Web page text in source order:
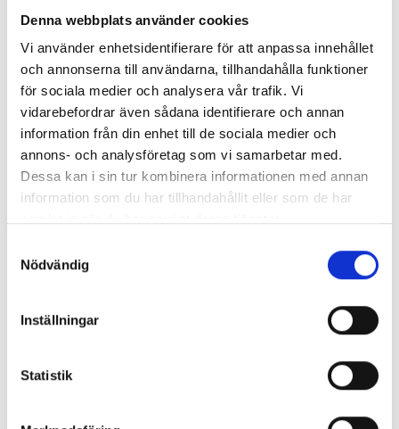
Denna webbplats använder cookies
Vi använder enhetsidentifierare för att anpassa innehållet
och annonserna till användarna, tillhandahålla funktioner
för sociala medier och analysera vår trafik. Vi
vidarebefordrar även sådana identifierare och annan
information från din enhet till de sociala medier och
annons- och analysföretag som vi samarbetar med.
Dessa kan i sin tur kombinera informationen med annan
information som du har tillhandahållit eller som de har
Nödvändig
Inställningar
Statistik
Så mycket tjänar vi – och våra chefer
Så mycket tjänar mediecheferna